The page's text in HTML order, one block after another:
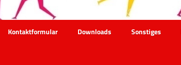
Kontaktformular Downloads Sonstiges